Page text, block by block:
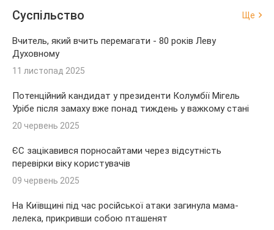
Суспільство Ще
Вчитель, який вчить перемагати - 80 років Леву
Духовному
11 листопад 2025
Потенційний кандидат у президенти Колумбії Мігель
Урібе після замаху вже понад тиждень у важкому стані
20 червень 2025
ЄС зацікавився порносайтами через відсутність
перевірки віку користувачів
09 червень 2025
На Київщині під час російської атаки загинула мама-
лелека, прикривши собою пташенят